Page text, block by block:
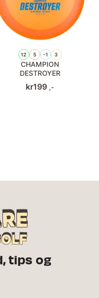
12 5 -1 3
CHAMPION
DESTROYER
kr199 ,-
tips og